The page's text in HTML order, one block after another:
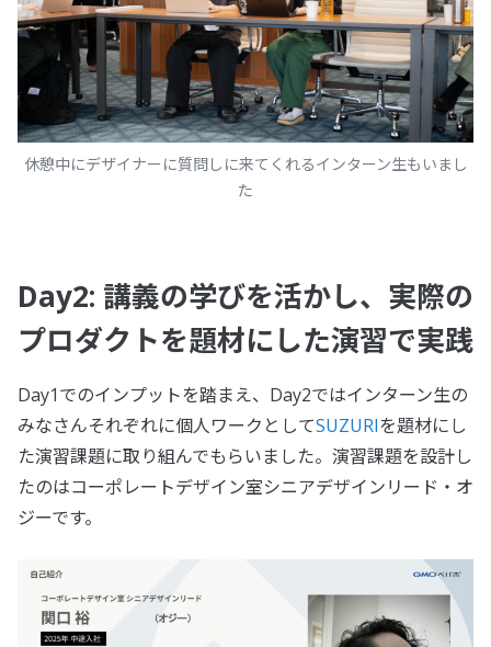
休憩中にデザイナーに質問しに来てくれるインターン生もいまし
た
Day2: 講義の学びを活かし、実際の
プロダクトを題材にした演習で実践
Day1でのインプットを踏まえ、Day2ではインターン生の
みなさんそれぞれに個人ワークとしてSUZURIを題材にし
た演習課題に取り組んでもらいました。演習課題を設計し
たのはコーポレートデザイン室シニアデザインリード・オ
ジーです。